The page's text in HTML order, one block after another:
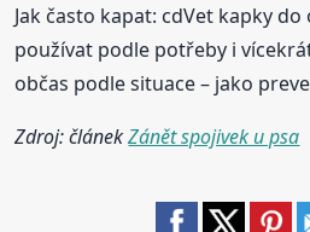
Jak často kapat: cdVet kapky
používat podle potřeby i
občas podle situace – jako
Zdroj: článekZánět spojivek u psa